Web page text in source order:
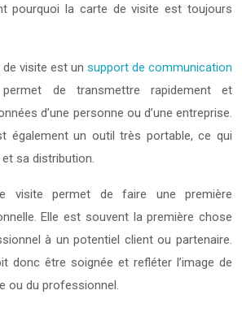
pourquoi la carte de visite est toujours
de visite est un support de communication
de transmettre rapidement et
d’une personne ou d’une entreprise.
également un outil très portable, ce qui
sa distribution.
visite permet de faire une première
Elle est souvent la première chose
à un potentiel client ou partenaire.
donc être soignée et refléter l’image de
ou du professionnel.